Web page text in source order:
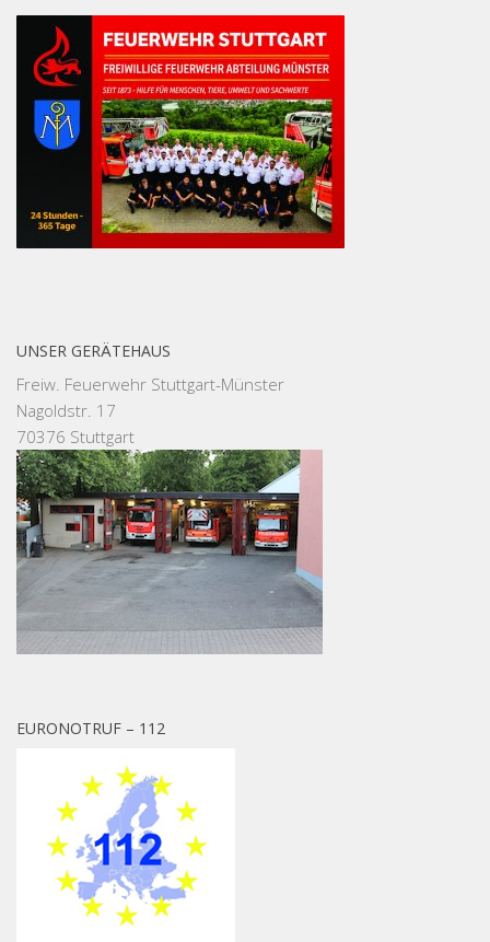
UNSER GERÄTEHAUS
Freiw. Feuerwehr Stuttgart-Münster
Nagoldstr. 17
70376 Stuttgart
EURONOTRUF – 112